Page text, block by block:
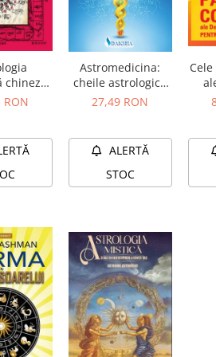
chineză
RON
Astromedicina:
cheile astrologice
ale terapiei bolilor
27,49 RON
ALERTĂ
STOC